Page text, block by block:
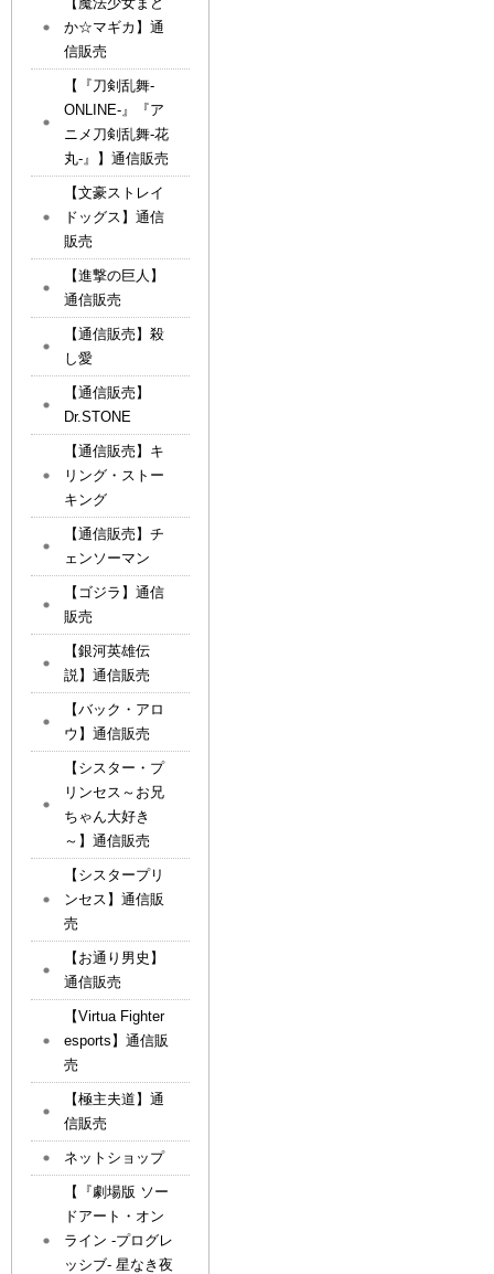
か☆マギカ】通
信販売
【『刀剣乱舞-
ONLINE-』『ア
ニメ刀剣乱舞-花
丸-』】通信販売
【文豪ストレイ
ドッグス】通信
販売
【進撃の巨人】
通信販売
【通信販売】殺
し愛
【通信販売】
Dr.STONE
【通信販売】キ
リング・ストー
キング
【通信販売】チ
ェンソーマン
【ゴジラ】通信
販売
【銀河英雄伝
説】通信販売
【バック・アロ
ウ】通信販売
【シスター・プ
リンセス～お兄
ちゃん大好き
～】通信販売
【シスタープリ
ンセス】通信販
売
【お通り男史】
通信販売
【Virtua Fighter
esports】通信販
売
【極主夫道】通
信販売
ネットショップ
【『劇場版 ソー
ドアート・オン
ライン -プログレ
ッシブ- 星なき夜